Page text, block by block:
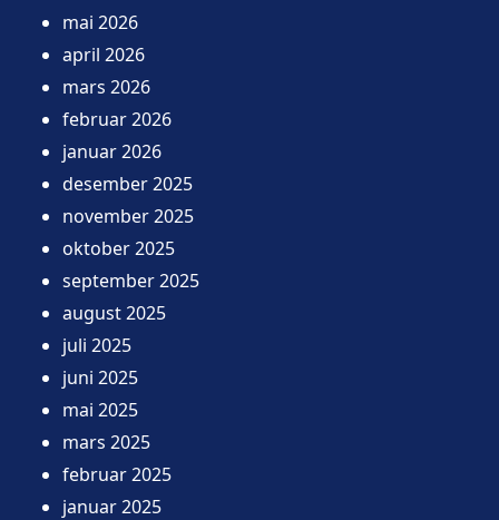
mai 2026
april 2026
mars 2026
februar 2026
januar 2026
desember 2025
november 2025
oktober 2025
september 2025
august 2025
juli 2025
juni 2025
mai 2025
mars 2025
februar 2025
januar 2025